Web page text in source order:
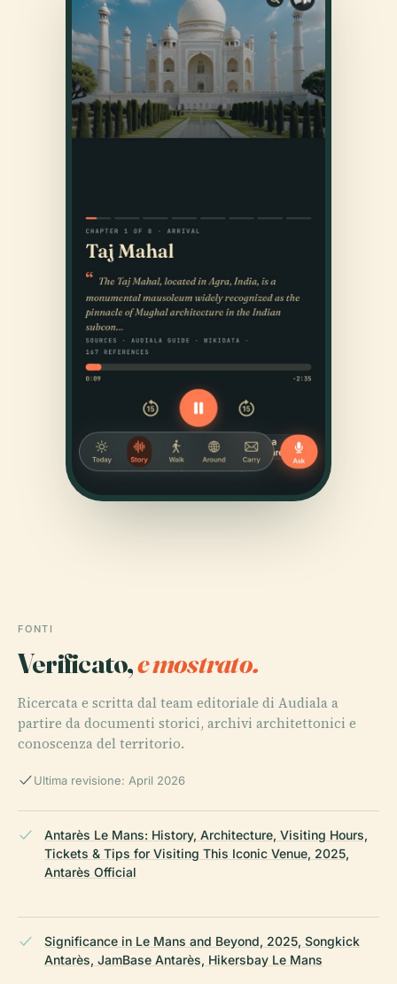
FONTI
Verificato,e mostrato.
Ricercata e scritta dal team editoriale di Audiala a
partire da documenti storici, archivi architettonici e
conoscenza del territorio.
Ultima revisione: April 2026
Antarès Le Mans: History, Architecture, Visiting Hours,
Tickets & Tips for Visiting This Iconic Venue, 2025,
Antarès Official
Significance in Le Mans and Beyond, 2025, Songkick
Antarès, JamBase Antarès, Hikersbay Le Mans